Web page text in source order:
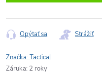
Opýtať sa Strážiť
Značka:Tactical
Záruka: 2 roky